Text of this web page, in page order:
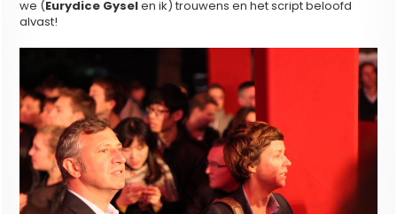
we (Eurydice Gyselen ik) trouwens en het script beloofd
alvast!